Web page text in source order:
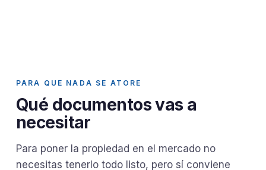
PARA QUE NADA SE ATORE
Qué documentos vas a
necesitar
Para poner la propiedad en el mercado no
necesitas tenerlo todo listo, pero sí conviene